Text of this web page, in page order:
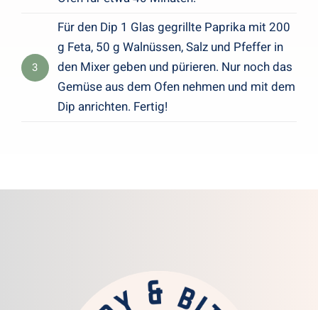
3
Für den Dip 1 Glas gegrillte Paprika mit 200
g Feta, 50 g Walnüssen, Salz und Pfeffer in
den Mixer geben und pürieren. Nur noch das
Gemüse aus dem Ofen nehmen und mit dem
Dip anrichten. Fertig!